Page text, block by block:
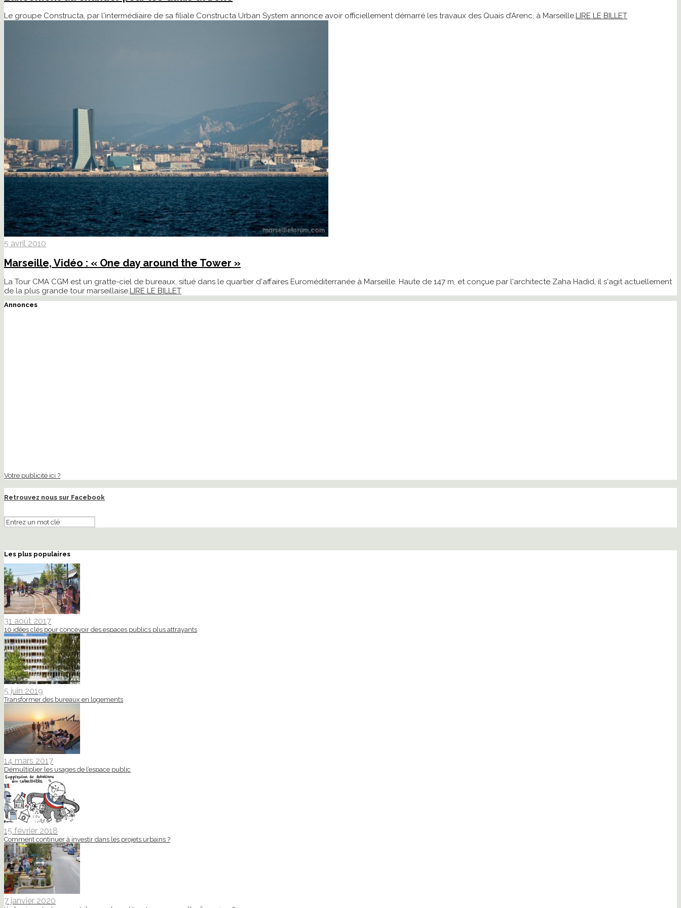
Le groupe Constructa, par l'intermédiaire de sa filiale Constructa Urban System annonce avoir officiellement démarré les travaux des Quais d’Arenc, à Marseille.LIRE LE BILLET
5 avril 2010
Marseille, Vidéo : « One day around the Tower »
La Tour CMA CGM est un gratte-ciel de bureaux, situé dans le quartier d'affaires Euroméditerranée à Marseille. Haute de 147 m, et conçue par l'architecte Zaha Hadid, il s'agit actuellement
de la plus grande tour marseillaise.LIRE LE BILLET
Annonces
Votre publicité ici ?
Retrouvez nous sur Facebook
Les plus populaires
31 août 2017
10 idées clés pour concevoir des espaces publics plus attrayants
5 juin 2019
Transformer des bureaux en logements
14 mars 2017
Démultiplier les usages de l’espace public
15 février 2018
Comment continuer à investir dans les projets urbains ?
7 janvier 2020